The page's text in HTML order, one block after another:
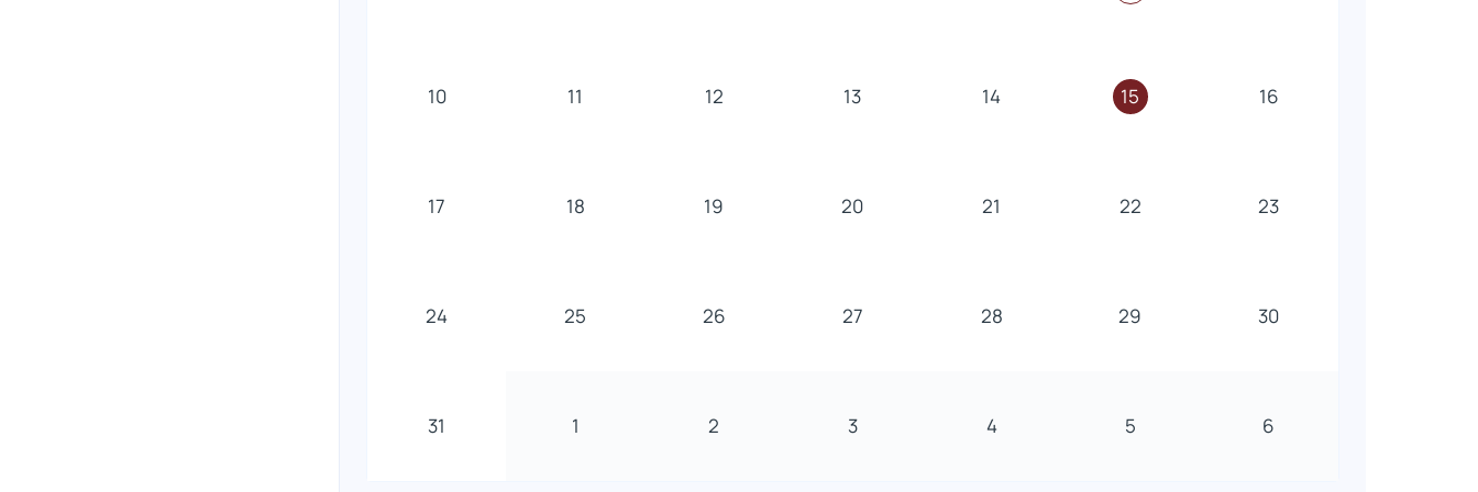
10 11 12 13 14 15 16
17 18 19 20 21 22 23
24 25 26 27 28 29 30
31 1 2 3 4 5 6